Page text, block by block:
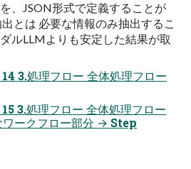
、JSON形式で定義することが
とは 必要な情報のみ抽出するこ
ルLLMよりも安定した結果が取
3.処理フロー 全体処理フロー
3.処理フロー 全体処理フロー
ワークフロー部分 → Step